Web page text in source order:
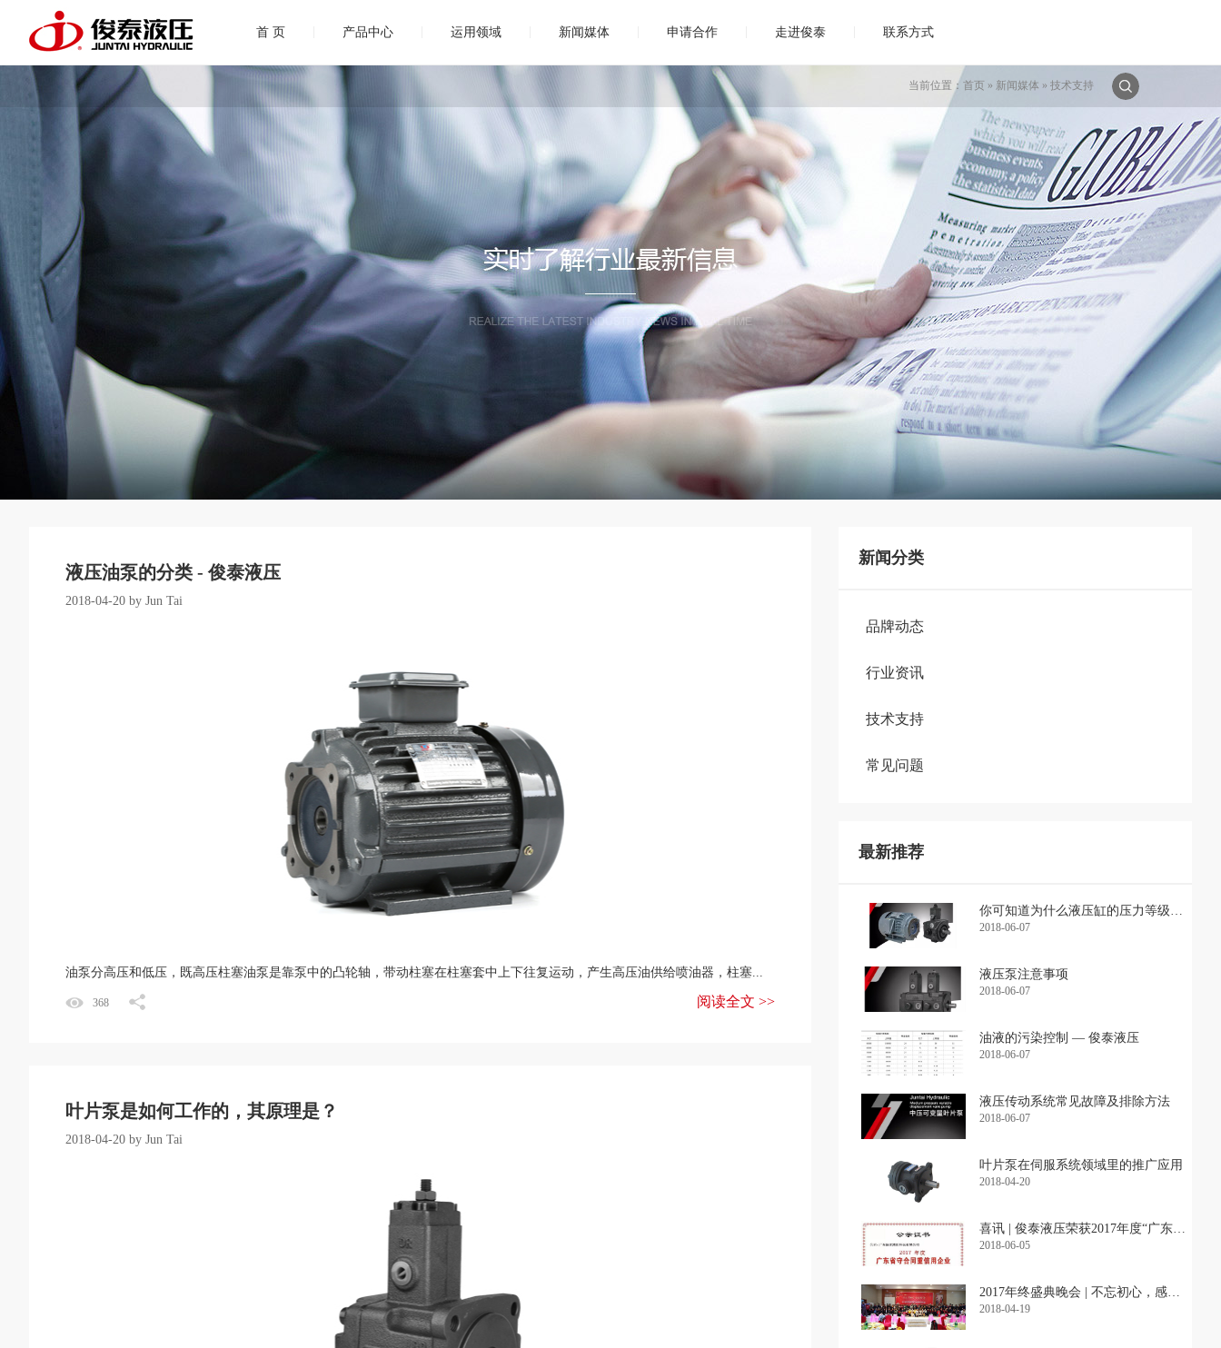
首 页 产品中心 运用领域 新闻媒体 申请合作 走进俊泰 联系方式
当前位置： 首页 » 新闻媒体 » 技术支持
液压油泵的分类 - 俊泰液压
2018-04-20 by Jun Tai
油泵分高压和低压，既高压柱塞油泵是靠泵中的凸轮轴，带动柱塞在柱塞套中上下往复运动，产生高压油供给喷油器，柱塞...
368 阅读全文 >>
叶片泵是如何工作的，其原理是？
2018-04-20 by Jun Tai
新闻分类
品牌动态
行业资讯
技术支持
常见问题
最新推荐
你可知道为什么液压缸的压力等级是6.3, 16, 25, 31.5MPa?
2018-06-07
液压泵注意事项
2018-06-07
油液的污染控制 — 俊泰液压
2018-06-07
液压传动系统常见故障及排除方法
2018-06-07
叶片泵在伺服系统领域里的推广应用
2018-04-20
喜讯 | 俊泰液压荣获2017年度“广东省守合同重信用企业”荣誉称号
2018-06-05
2017年终盛典晚会 | 不忘初心，感恩前行
2018-04-19